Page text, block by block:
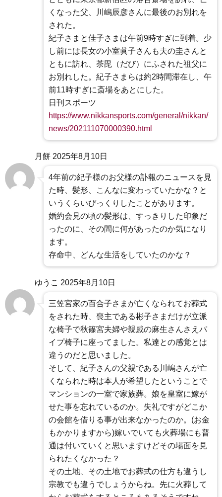
くなった父、川嶋辰彦さんに最後のお別れを
された。
紀子さまと佳子さまは午前9時すぎに到着。少
し前には長女の小室眞子さんも夫の圭さんと
ともに訪れ、荼毘（だび）にふされた祖父に
お別れした。紀子さまらは約2時間滞在し、午
前11時すぎに斎場をあとにした。
日刊スポーツ
https://www.nikkansports.com/general/nikkan/
news/202111070000390.html
月餅 2025年8月10日
4年前の紀子様のお父様の訃報のニュースを見
た時、髪形、こんなに変わっていたかな？と
いうくらいびっくりしたことがあります。
婚約会見の頃の髪形は、すっきりした印象だ
ったのに、その間に何があったのか気になり
ます。
存命中、どんな生活をしていたのかな？
ゆうこ 2025年8月10日
三笠宮家の百合子さまが亡くなられてお葬式
をされた時、喪主である彬子さまだけが立派
な椅子で秋篠宮夫婦や親戚の麻生さんさえパ
イプ椅子に座ってました。私達との感覚とは
違うのだと思いました。
そして、紀子さんの父親である川嶋さんが亡
くなられた時は本人が希望したということで
マンションの一室で家族葬。娘を皇室に嫁が
せた事を忘れているのか。失礼ですがどこか
の会館を借りる事が出来なかったのか。(お金
もかかりますから)嫁いでいても火葬場にも普
通は付いていくと思いますけどその場面を見
られたくなかった？
その土地、その土地でお葬式の仕方も違うし
宗教でも違うでしょうからね。先に火葬して